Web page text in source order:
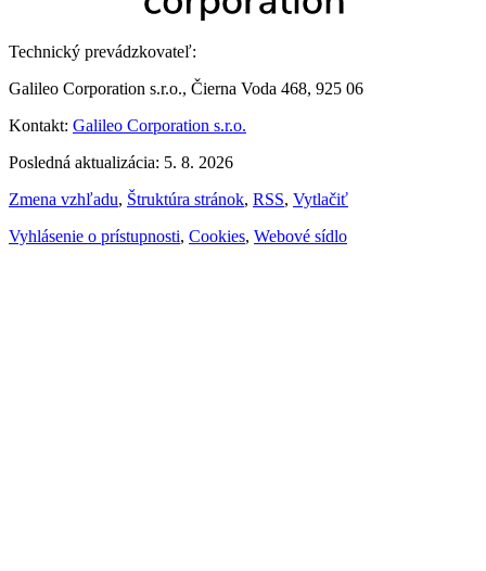
Technický prevádzkovateľ:
Galileo Corporation s.r.o., Čierna Voda 468, 925 06
Kontakt: Galileo Corporation s.r.o.
Posledná aktualizácia: 5. 8. 2026
Zmena vzhľadu, Štruktúra stránok, RSS, Vytlačiť
Vyhlásenie o prístupnosti, Cookies, Webové sídlo